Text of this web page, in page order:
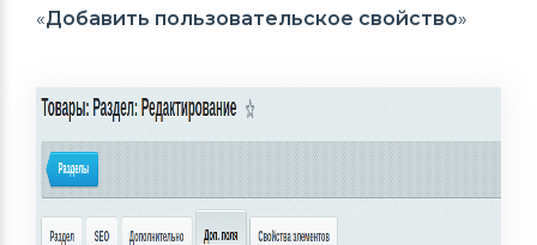
«Добавить пользовательское свойство»